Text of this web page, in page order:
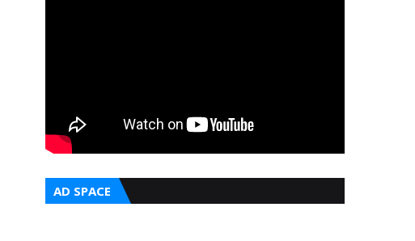
AD SPACE